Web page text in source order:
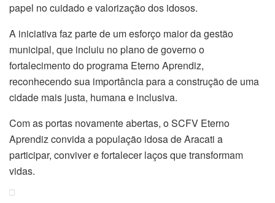
papel no cuidado e valorização dos idosos.
A iniciativa faz parte de um esforço maior da gestão
municipal, que incluiu no plano de governo o
fortalecimento do programa Eterno Aprendiz,
reconhecendo sua importância para a construção de uma
cidade mais justa, humana e inclusiva.
Com as portas novamente abertas, o SCFV Eterno
Aprendiz convida a população idosa de Aracati a
participar, conviver e fortalecer laços que transformam
vidas.